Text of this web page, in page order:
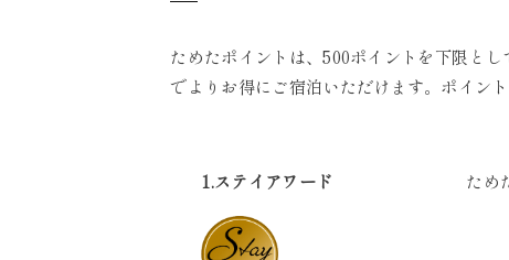
ためたポイントは、500ポイントを下限と
でよりお得にご宿泊いただけます。ポイン
1.ステイアワード ため